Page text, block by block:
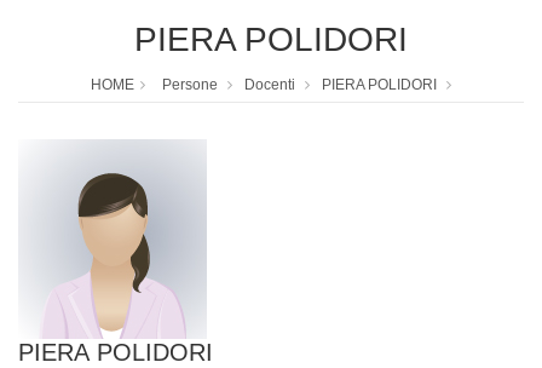
PIERA POLIDORI
HOME Persone Docenti PIERA POLIDORI
PIERA POLIDORI